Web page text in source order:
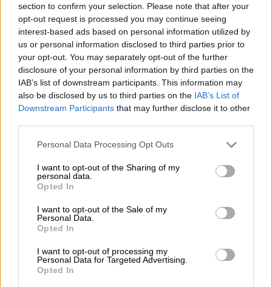
section to confirm your selection. Please note that after your
opt-out request is processed you may continue seeing
interest-based ads based on personal information utilized by
us or personal information disclosed to third parties prior to
your opt-out. You may separately opt-out of the further
disclosure of your personal information by third parties on the
IAB’s list of downstream participants. This information may
also be disclosed by us to third parties on the IAB’s List of
Downstream Participants that may further disclose it to other
Please note that this website/app uses one or more Google
not limited to your visit or usage behaviour. You may click to
grant or deny consent to Google and its third-party tags to
use your data for below specified purposes in below Google
consent section.
Personal Data Processing Opt Outs
I want to opt-out of the Sharing of my
personal data.
Opted In
I want to opt-out of the Sale of my
Personal Data.
Opted In
I want to opt-out of processing my
Personal Data for Targeted Advertising.
Opted In
Αν και δεν τον συνάντησε, οΜατέο Σαλβίνι
δεν δίστασε να δώσει το χέρι του στον
Ντόναλντ Τραμπ, και μάλιστα «εκτός έδρας».
Στην επίσκεψή του στον Λευκό Οίκο, ο
επικεφαλής της ακροδεξιάς Λέγκας του
Βορρά συναντήθηκε με τον αντιπρόεδρο
Μάικ Πενς και τον υπουργό Εξωτερικών
Μάικ Πομπέο, όχι όμως με τον ίδιο τον
Πρόεδρο των ΗΠΑ. Ο Σαλβίνι κατέστησε
σαφές ότι υπάρχει ευκαιρία για να
δημιουργηθεί μια πιο στενή
που η Ευρώπη βάλλεται από εσωτερικές
αναταράξεις. Τόνισε ότι η Ιταλία έχει «κοινό
όραμα» με την Ουάσιγκτον για την Κίνα, το
Ιράν, τη Μέση Ανατολή και τη Βενεζουέλα